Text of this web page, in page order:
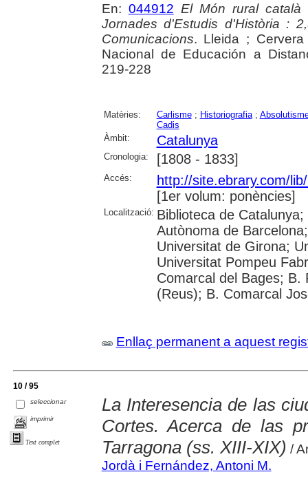
En: 044912 El Món rural
Jornades d'Estudis d'Història :
Comunicacions. Lleida ;
Nacional de Educación a
219-228
Matèries: Carlisme; Historiografia;
Cadis
Àmbit:
Catalunya
Cronologia: [1808 - 1833]
Accés:
http://site.ebrary.com/
[1er volum: ponències]
Localització: Biblioteca de
Autònoma de
Universitat de Girona;
Universitat Pompeu
Comarcal del Bages; B.
(Reus); B. Comarcal
Enllaç permanent a aquest
10 / 95
seleccionar
imprimir
Text complet
La Interesencia de las
Cortes. Acerca de las
Tarragona (ss. XIII-XIX) /
Jordà i Fernández, Antoni M.